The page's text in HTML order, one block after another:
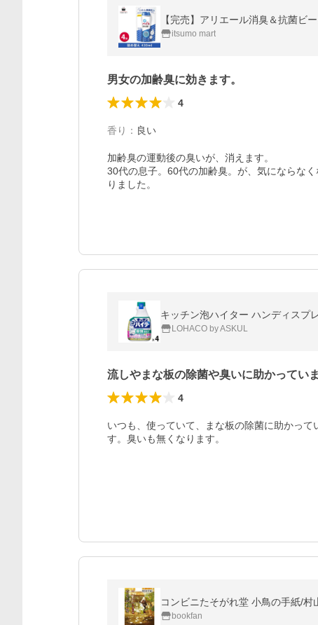
【完売】アリエール消臭＆抗菌ビ
itsumo mart
男女の加齢臭に効きます。
4
香り ： 良い
加齢臭の運動後の臭いが、消えます。
30代の息子。60代の加齢臭。が、気にならな
りました。
キッチン泡ハイター ハンディスプ
LOHACO by ASKUL
流しやまな板の除菌や臭いに助かってい
4
いつも、使っていて、まな板の除菌に助かっ
す。臭いも無くなります。
コンビニたそがれ堂 小鳥の手紙/村
bookfan